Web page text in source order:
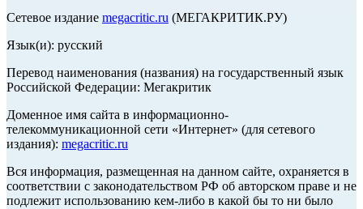
Сетевое издание megacritic.ru (МЕГАКРИТИК.РУ)
Язык(и): русский
Перевод наименования (названия) на государственный язык
Российской Федерации: Мегакритик
Доменное имя сайта в информационно-
телекоммуникационной сети «Интернет» (для сетевого
издания): megacritic.ru
Вся информация, размещенная на данном сайте, охраняется в
соответствии с законодательством РФ об авторском праве и не
подлежит использованию кем-либо в какой бы то ни было